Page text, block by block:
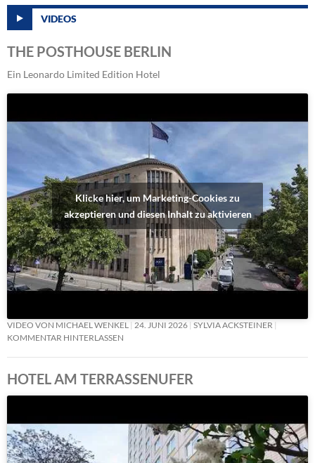
VIDEOS
THE POSTHOUSE BERLIN
Ein Leonardo Limited Edition Hotel
Klicke hier, um Marketing-Cookies zu
akzeptieren und diesen Inhalt zu aktivieren
VIDEO VON MICHAEL WENKEL 24. JUNI 2026 SYLVIA ACKSTEINER
KOMMENTAR HINTERLASSEN
HOTEL AM TERRASSENUFER